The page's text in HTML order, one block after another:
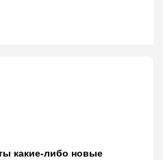
какие-либо новые